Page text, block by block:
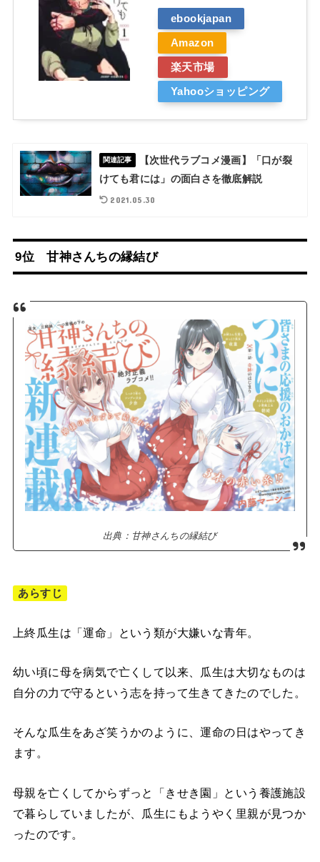
ebookjapan
Amazon
楽天市場
Yahooショッピング
関連記事
【次世代ラブコメ漫画】「口が裂
けても君には」の面白さを徹底解説
2021.05.30
9位 甘神さんちの縁結び
出典：甘神さんちの縁結び
あらすじ
上終瓜生は「運命」という類が大嫌いな青年。
幼い頃に母を病気で亡くして以来、瓜生は大切なものは
自分の力で守るという志を持って生きてきたのでした。
そんな瓜生をあざ笑うかのように、運命の日はやってき
ます。
母親を亡くしてからずっと「きせき園」という養護施設
で暮らしていましたが、瓜生にもようやく里親が見つか
ったのです。